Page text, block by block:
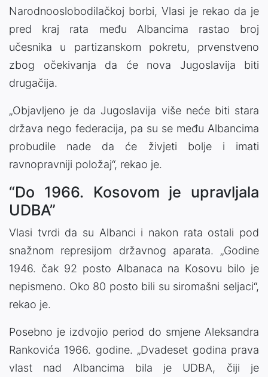
Narodnooslobodilačkoj borbi, Vlasi je rekao da je
pred kraj rata među Albancima rastao broj
učesnika u partizanskom pokretu, prvenstveno
zbog očekivanja da će nova Jugoslavija biti
drugačija.
„Objavljeno je da Jugoslavija više neće biti stara
država nego federacija, pa su se među Albancima
probudile nade da će živjeti bolje i imati
ravnopravniji položaj“, rekao je.
“Do 1966. Kosovom je upravljala
UDBA”
Vlasi tvrdi da su Albanci i nakon rata ostali pod
snažnom represijom državnog aparata. „Godine
1946. čak 92 posto Albanaca na Kosovu bilo je
nepismeno. Oko 80 posto bili su siromašni seljaci“,
rekao je.
Posebno je izdvojio period do smjene Aleksandra
Rankovića 1966. godine. „Dvadeset godina prava
vlast nad Albancima bila je UDBA, čiji je